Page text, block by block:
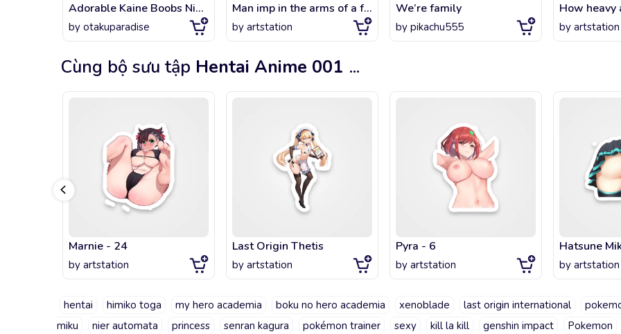
Adorable Kaine Boobs Nier Replicant Remake 2021
by otakuparadise
Man imp in the arms of a female demon.
by artstation
We’re family
by pikachu555 by artstation
Cùng bộ sưu tập Hentai Anime 001 ...
Marnie - 24
by artstation
Last Origin Thetis
by artstation
Pyra - 6
by artstation
Hatsune
by artstation
hentai himiko toga my hero academia boku no hero academia xenoblade last origin international
miku
nier automata princess senran kagura pokémon trainer sexy kill la kill genshin impact Pokemon